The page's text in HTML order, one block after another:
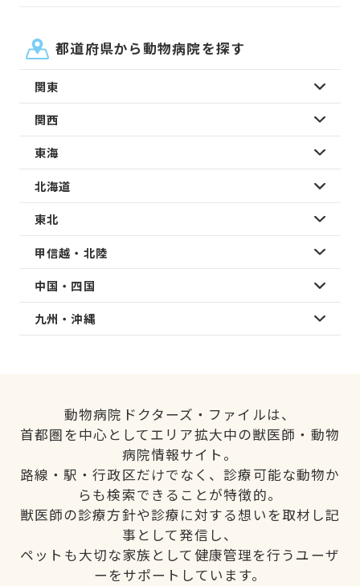
都道府県から動物病院を探す
関東
関西
東海
北海道
東北
甲信越・北陸
中国・四国
九州・沖縄
動物病院ドクターズ・ファイルは、
首都圏を中心としてエリア拡大中の獣医師・動物
病院情報サイト。
路線・駅・行政区だけでなく、診療可能な動物か
らも検索できることが特徴的。
獣医師の診療方針や診療に対する想いを取材し記
事として発信し、
ペットも大切な家族として健康管理を行うユーザ
ーをサポートしています。